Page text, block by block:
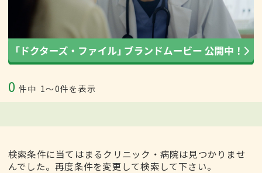
0 件中 1〜0件を表示
検索条件に当てはまるクリニック・病院は見つかりませ
んでした。再度条件を変更して検索して下さい。